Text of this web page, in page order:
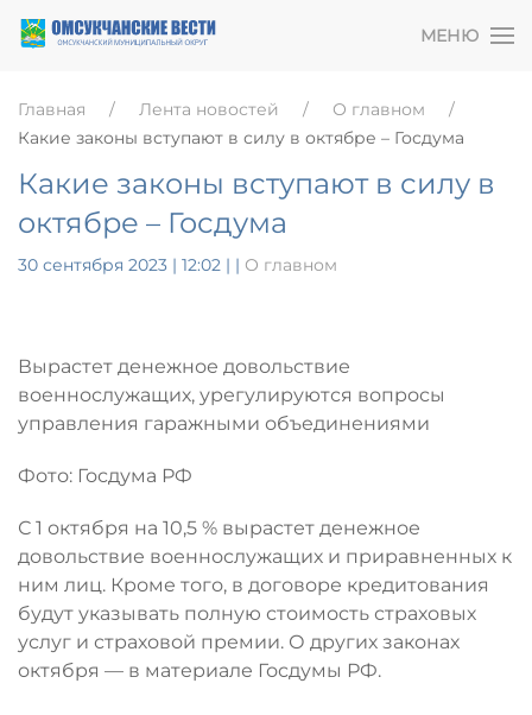
МЕНЮ
Главная Лента новостей
О главном
Какие законы вступают в силу в октябре – Госдума
Какие законы вступают в силу в
октябре – Госдума
30 сентября 2023 | 12:02 | | О главном
Вырастет денежное довольствие
военнослужащих, урегулируются вопросы
управления гаражными объединениями
Фото: Госдума РФ
С 1 октября на 10,5 % вырастет денежное
довольствие военнослужащих и приравненных к
ним лиц. Кроме того, в договоре кредитования
будут указывать полную стоимость страховых
услуг и страховой премии. О других законах
октября — в материале Госдумы РФ.